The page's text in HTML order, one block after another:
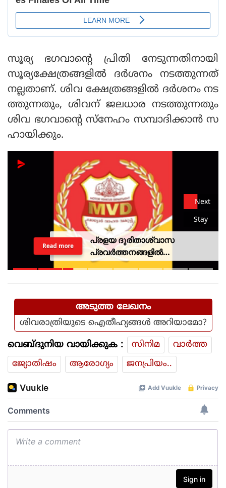
സൂര്യ ഭഗവാന്റെ പ്രിതി നേടുന്നതിനായി
സൂര്യക്ഷേത്രങ്ങളില്‍ ദര്‍ശനം നടത്തുന്നത്
നല്ലതാണ്. ശിവ ക്ഷേത്രങ്ങളില്‍ ദര്‍ശനം നട
ത്തുന്നതും, ശിവന് ജലധാര നടത്തുന്നതും
ശിവ ഭഗവാന്റെ സ്‌നേഹം സമ്പാദിക്കാന്‍ സ
ഹായിക്കും.
Next
Stay
പ്രളയ ദുരിതാശ്വാസ
പ്രവര്‍ത്തനങ്ങളില്‍
ഏര്‍പ്പെട്ടിരുന്ന വാഹനത്തിന് പിഴ
ചെയ്തു
Read more
അടുത്ത ലേഖനം
ശിവരാത്രിയുടെ ഐതീഹ്യങ്ങൾ അറിയാമോ?
വെബ്ദുനിയ വായിക്കുക : സിനിമ
വാര്‍ത്ത
ജ്യോതിഷം
ആരോഗ്യം ജനപ്രിയം..